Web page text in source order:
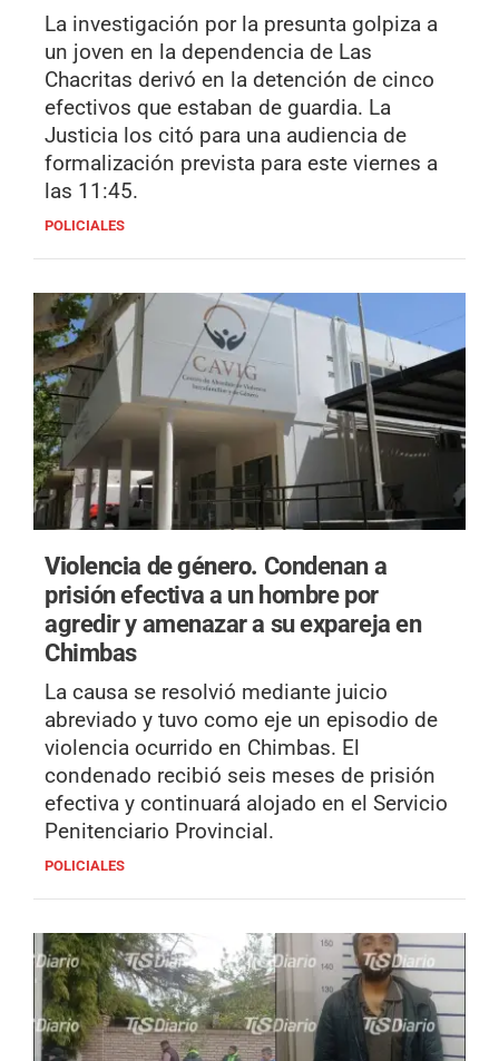
La investigación por la presunta golpiza a
un joven en la dependencia de Las
Chacritas derivó en la detención de cinco
efectivos que estaban de guardia. La
Justicia los citó para una audiencia de
formalización prevista para este viernes a
las 11:45.
POLICIALES
Violencia de género. Condenan a
prisión efectiva a un hombre por
agredir y amenazar a su expareja en
Chimbas
La causa se resolvió mediante juicio
abreviado y tuvo como eje un episodio de
violencia ocurrido en Chimbas. El
condenado recibió seis meses de prisión
efectiva y continuará alojado en el Servicio
Penitenciario Provincial.
POLICIALES